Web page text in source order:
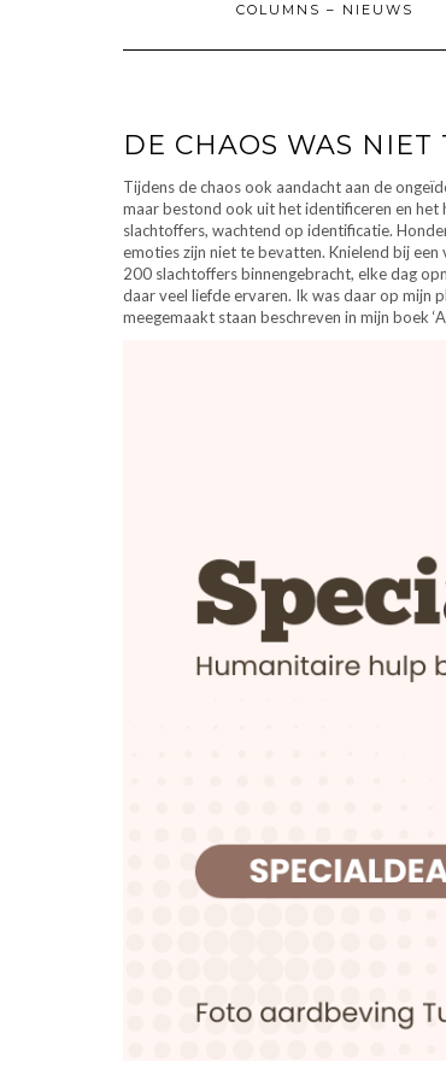
COLUMNS – NIEUWS
DE CHAOS WAS NIET
Tijdens de chaos ook aandacht aan de
maar bestond ook uit het identificeren en het
slachtoffers, wachtend op identificatie.
emoties zijn niet te bevatten. Knielend bij
200 slachtoffers binnengebracht, elke dag
daar veel liefde ervaren. Ik was daar op mijn
meegemaakt staan beschreven in mijn boek